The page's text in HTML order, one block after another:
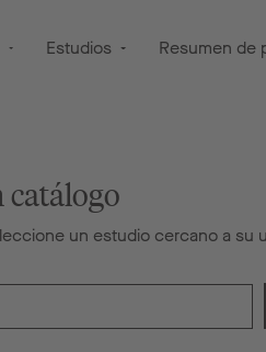
Estudios Resumen de
catálogo
un estudio cercano a su